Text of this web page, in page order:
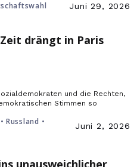
Juni 29, 2026
drängt in Paris
und die Rechten,
Stimmen so
Russland •
Juni 2, 2026
unausweichlicher